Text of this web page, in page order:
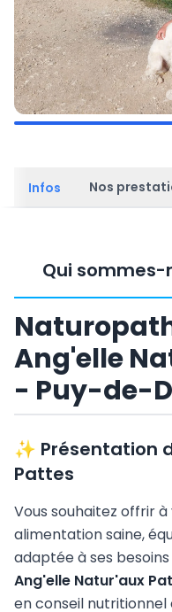
Infos Nos
Qui sommes-
Ang'elle
- Puy-de-
✨ Présentation
Pattes
Vous souhaitez offrir
alimentation saine,
adaptée à ses
Ang'elle Natur'aux
en conseil